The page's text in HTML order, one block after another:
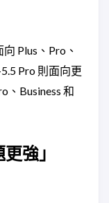
Plus、Pro、
Pro 則面向更
、Business 和
強」